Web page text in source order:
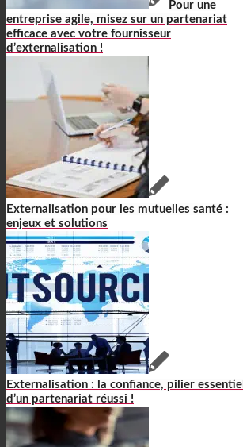
Pour une
entreprise agile, misez sur un partenariat
efficace avec votre fournisseur
d’externalisation !
Externalisation pour les mutuelles santé :
enjeux et solutions
Externalisation : la confiance, pilier essentiel
d’un partenariat réussi !